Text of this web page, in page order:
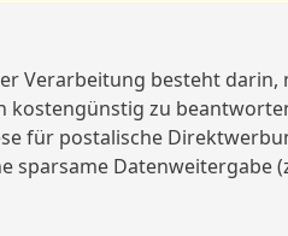
Verarbeitung besteht darin,
zu
für postalische
sparsame Datenweitergabe